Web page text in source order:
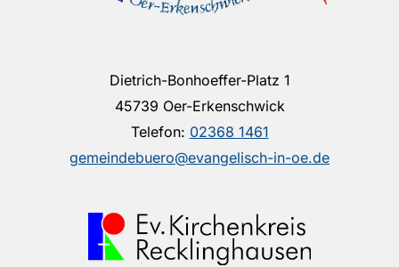
Dietrich-Bonhoeffer-Platz 1
45739 Oer-Erkenschwick
Telefon: 02368 1461
gemeindebuero@evangelisch-in-oe.de